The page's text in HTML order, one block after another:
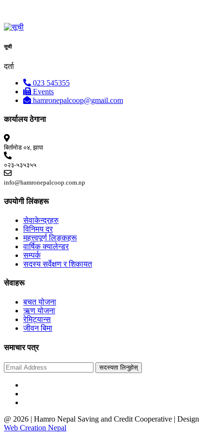
सूची
दर्ता
023 545355
Events
hamronepalcoop@gmail.com
कार्यालय ठेगाना
बिर्तामोड ०४, झापा
०२३-५३५३५५
info@hamronepalcoop.com.np
उपयाेगी लिंकहरू
सेवाकेन्द्रहरु
विनिमय दर
महत्त्वपूर्ण लिङ्कहरू
वार्षिक क्यालेन्डर
सम्पर्क
सदस्य सर्वेक्षण र शिकायत
सेवाहरू
बचत योजना
ऋण योजना
रेमिट्यान्स
जीवन बिमा
समाचार पत्र
सदस्यता लिनुहोस्
@ 2026 | Hamro Nepal Saving and Credit Cooperative | Design
Web Creation Nepal